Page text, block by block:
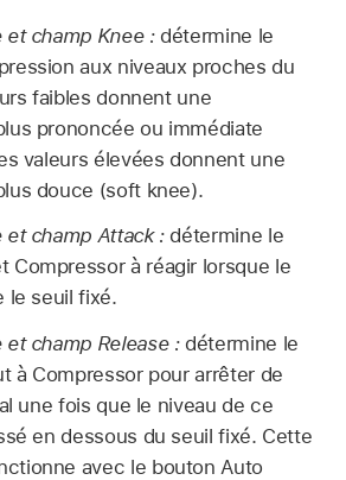
champ Knee : détermine le
aux niveaux proches du
faibles donnent une
prononcée ou immédiate
valeurs élevées donnent une
douce (soft knee).
champ Attack : détermine le
Compressor à réagir lorsque le
le seuil fixé.
champ Release : détermine le
à Compressor pour arrêter de
une fois que le niveau de ce
en dessous du seuil fixé. Cette
avec le bouton Auto